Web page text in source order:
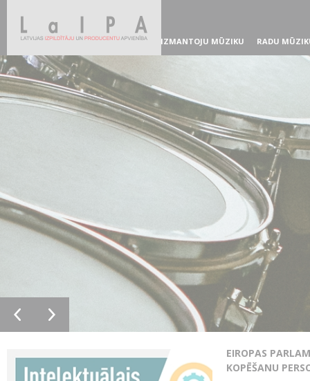
IZMANTOJU MŪZIKU RADU
EIROPAS
KOPĒŠANU